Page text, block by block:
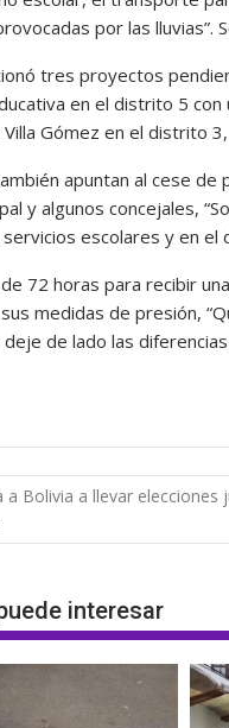
por las lluvias”.
tres proyectos
en el distrito 5
Gómez en el distrito
apuntan al cese
y algunos concejales,
escolares y en
72 horas para recibir
medidas de presión,
de lado las
a Bolivia a llevar elecciones
interesar